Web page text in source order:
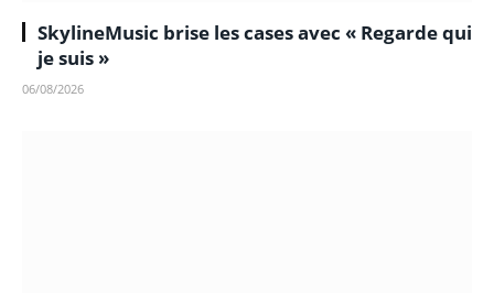
SkylineMusic brise les cases avec « Regarde qui
je suis »
06/08/2026